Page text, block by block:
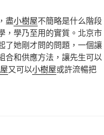
盡小樹屋不簡略是什么階段
，學乃至用的實質。北京市
了她剛才問的問題，一個讓
合和供應方法，讓先生可以
又可以小樹屋或許流暢把